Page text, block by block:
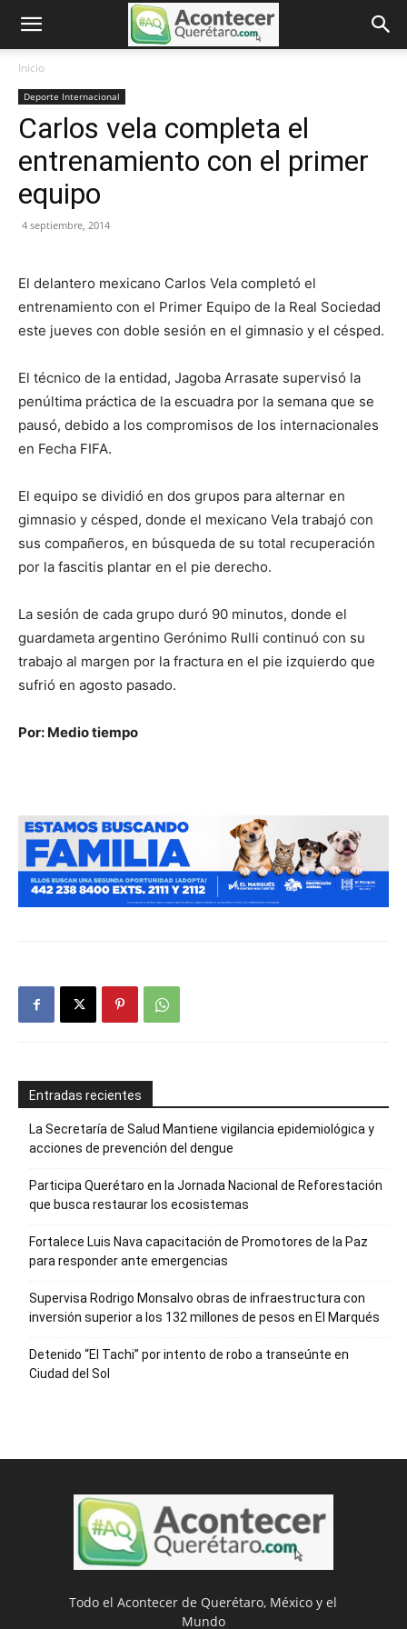
Inicio
Deporte Internacional
Carlos vela completa el
entrenamiento con el primer
equipo
4 septiembre, 2014
El delantero mexicano Carlos Vela completó el
entrenamiento con el Primer Equipo de la Real Sociedad
este jueves con doble sesión en el gimnasio y el césped.
El técnico de la entidad, Jagoba Arrasate supervisó la
penúltima práctica de la escuadra por la semana que se
pausó, debido a los compromisos de los internacionales
en Fecha FIFA.
El equipo se dividió en dos grupos para alternar en
gimnasio y césped, donde el mexicano Vela trabajó con
sus compañeros, en búsqueda de su total recuperación
por la fascitis plantar en el pie derecho.
La sesión de cada grupo duró 90 minutos, donde el
guardameta argentino Gerónimo Rulli continuó con su
trabajo al margen por la fractura en el pie izquierdo que
sufrió en agosto pasado.
Por: Medio tiempo
Entradas recientes
La Secretaría de Salud Mantiene vigilancia epidemiológica y
acciones de prevención del dengue
Participa Querétaro en la Jornada Nacional de Reforestación
que busca restaurar los ecosistemas
Fortalece Luis Nava capacitación de Promotores de la Paz
para responder ante emergencias
Supervisa Rodrigo Monsalvo obras de infraestructura con
inversión superior a los 132 millones de pesos en El Marqués
Detenido “El Tachi” por intento de robo a transeúnte en
Ciudad del Sol
Todo el Acontecer de Querétaro, México y el
Mundo